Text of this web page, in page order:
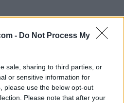
- Do Not Process My
sale, sharing to third parties, or
or sensitive information for
please use the below opt-out
Please note that after your